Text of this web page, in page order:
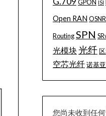
GPON ISI
Open RAN OSNR
RoutingSPN
光模块光纤
空芯光纤诺基亚
您尚未收到任何